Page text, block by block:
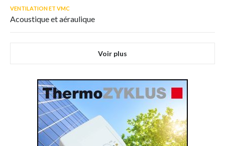
VENTILATION ET VMC
Acoustique et aéraulique
Voir plus